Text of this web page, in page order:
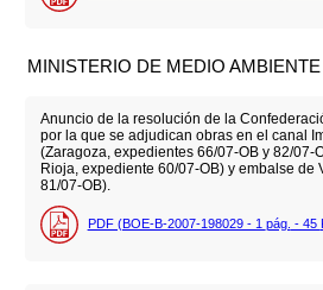
MINISTERIO DE MEDIO AMBIENTE
Anuncio de la resolución de la
por la que se adjudican obras en el canal
(Zaragoza, expedientes 66/07-OB y 82/07-
Rioja, expediente 60/07-OB) y embalse de
81/07-OB).
PDF (BOE-B-2007-198029 - 1 pág. - 45